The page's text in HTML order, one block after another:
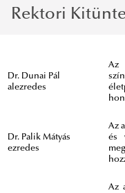
Rektori
Dr. Dunai Pál
alezredes
Az
Dr. Palik Mátyás
ezredes
Az
és
Az